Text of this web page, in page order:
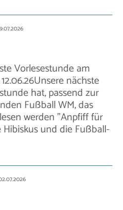
Vorlesestunde am
nächste
hat, passend zur
Fußball WM, das
werden "Anpfiff für
und die Fußball-